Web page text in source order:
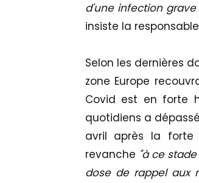
d'une infection
insiste la
Selon les dernières
zone Europe
Covid est en forte
quotidiens a
avril après la forte
revanche "à ce
dose de rappel aux